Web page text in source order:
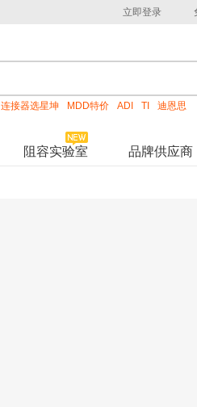
立即登录
连接器选星坤 MDD特价 ADI TI 迪恩思
阻容实验室 品牌供应商